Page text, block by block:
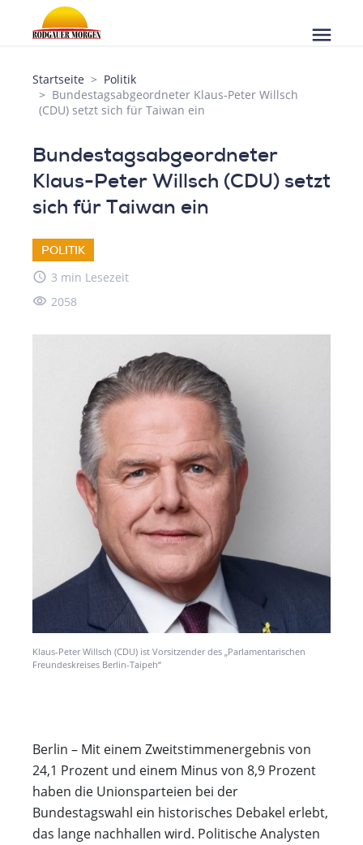
menu
Startseite
Politik
Bundestagsabgeordneter Klaus-Peter Willsch
(CDU) setzt sich für Taiwan ein
Bundestagsabgeordneter
Klaus-Peter Willsch (CDU) setzt
sich für Taiwan ein
POLITIK
access_time 3 min Lesezeit
visibility 2058
Klaus-Peter Willsch (CDU) ist Vorsitzender des „Parlamentarischen
Freundeskreises Berlin-Taipeh“
Berlin – Mit einem Zweitstimmenergebnis von
24,1 Prozent und einem Minus von 8,9 Prozent
haben die Unionsparteien bei der
Bundestagswahl ein historisches Debakel erlebt,
das lange nachhallen wird. Politische Analysten